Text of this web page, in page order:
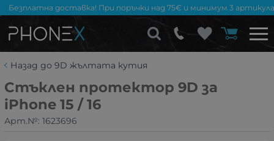
Безплатна доставка! При поръчки над 75€ и минимум 3
Назад до 9D жълтата кутия
Стъклен протектор 9D за
iPhone 15 / 16
Арт.№: 1623696